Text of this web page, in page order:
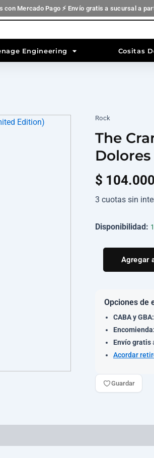
con Mercado Pago ⚡ Envío gratis a sucursal a
Engineering Cositas
Rock
The
$ 104.000
3 cuotas sin
Disponibilidad:
The
Remembering
Dolores
Edition)
Agregar
Opciones de
CABA y GBA:
Encomienda:
Envío gratis
Acordar
Guardar